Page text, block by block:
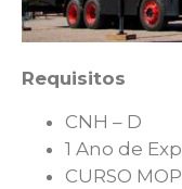
Requisitos
CNH – D
1 Ano de
CURSO